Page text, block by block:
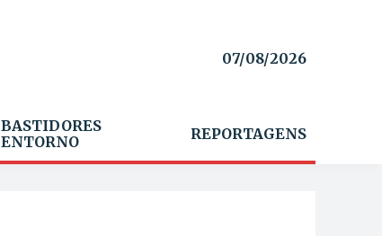
07/08/2026
BASTIDORES
ENTORNO
REPORTAGENS